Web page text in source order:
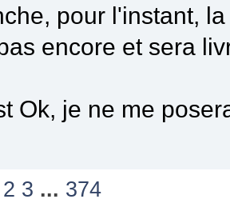
pour l'instant,
encore et sera
Ok, je ne me
2 3 ... 374